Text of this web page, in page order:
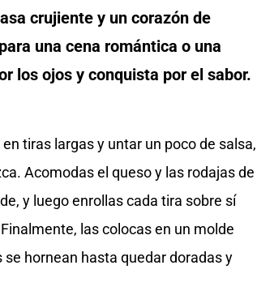
crujiente y un corazón de
una cena romántica o una
los ojos y conquista por el sabor.
tiras largas y untar un poco de salsa,
Acomodas el queso y las rodajas de
y luego enrollas cada tira sobre sí
las colocas en un molde
hornean hasta quedar doradas y